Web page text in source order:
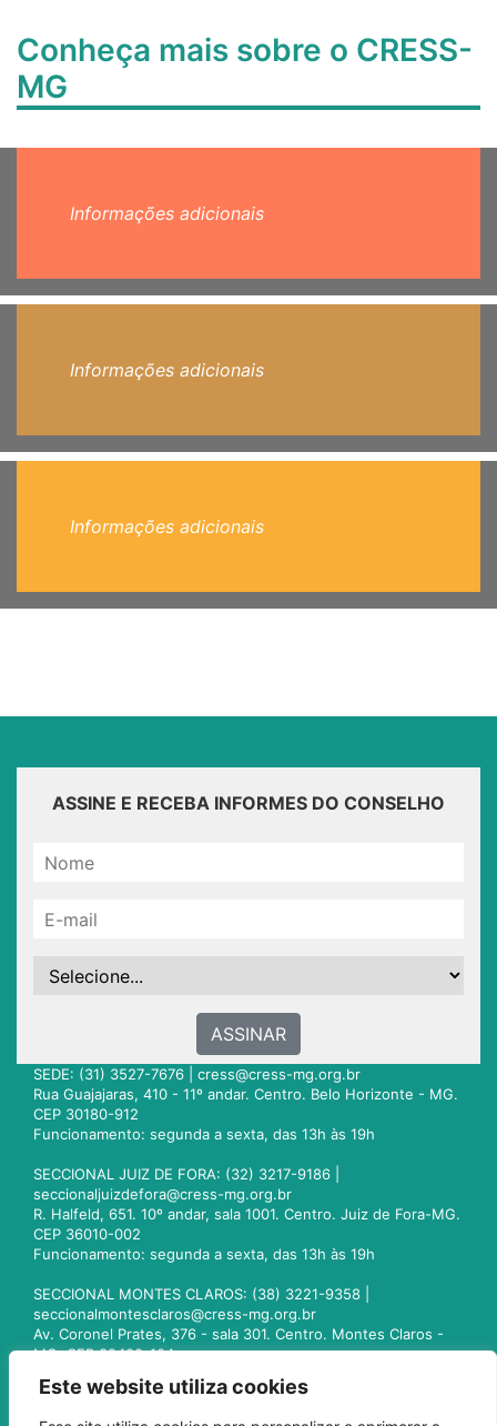
Este website utiliza cookies
Conheça mais sobre o CRESS-
MG
Informações adicionais
Informações adicionais
Informações adicionais
ASSINE E RECEBA INFORMES DO CONSELHO
ASSINAR
SEDE: (31) 3527-7676 | cress@cress-mg.org.br
Rua Guajajaras, 410 - 11º andar. Centro. Belo Horizonte - MG.
CEP 30180-912
Funcionamento: segunda a sexta, das 13h às 19h
SECCIONAL JUIZ DE FORA: (32) 3217-9186 |
seccionaljuizdefora@cress-mg.org.br
R. Halfeld, 651. 10º andar, sala 1001. Centro. Juiz de Fora-MG.
CEP 36010-002
Funcionamento: segunda a sexta, das 13h às 19h
SECCIONAL MONTES CLAROS: (38) 3221-9358 |
seccionalmontesclaros@cress-mg.org.br
Av. Coronel Prates, 376 - sala 301. Centro. Montes Claros -
MG. CEP 39400-104